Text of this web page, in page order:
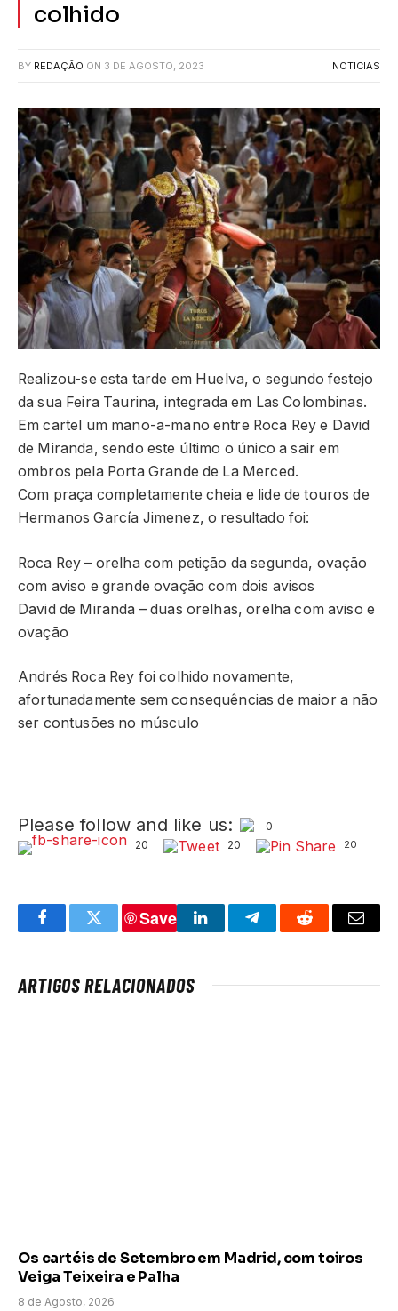
colhido
BY REDAÇÃO ON 3 DE AGOSTO, 2023 NOTICIAS
Realizou-se esta tarde em Huelva, o segundo festejo
da sua Feira Taurina, integrada em Las Colombinas.
Em cartel um mano-a-mano entre Roca Rey e David
de Miranda, sendo este último o único a sair em
ombros pela Porta Grande de La Merced.
Com praça completamente cheia e lide de touros de
Hermanos García Jimenez, o resultado foi:
Roca Rey – orelha com petição da segunda, ovação
com aviso e grande ovação com dois avisos
David de Miranda – duas orelhas, orelha com aviso e
ovação
Andrés Roca Rey foi colhido novamente,
afortunadamente sem consequências de maior a não
ser contusões no músculo
Please follow and like us:
0
20
20 20
FacebookTwitter
Save
LinkedInTelegramReddit Email
ARTIGOS RELACIONADOS
Os cartéis de Setembro em Madrid, com toiros
Veiga Teixeira e Palha
8 de Agosto, 2026